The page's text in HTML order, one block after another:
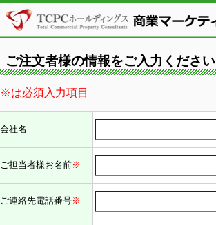
ご注文者様の情報をご入力ください
※は必須入力項目
会社名
ご担当者様お名前※
ご連絡先電話番号※